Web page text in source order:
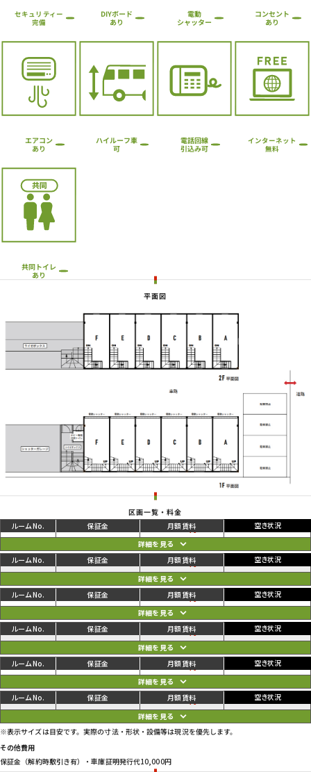
セキュリティー
完備
DIYボード
あり
電動
シャッター
コンセント
あり
エアコン
あり
ハイルーフ車
可
電話回線
引込み可
インターネット
無料
共同トイレ
あり
平面図
区画一覧・料金
A 77,000円 82,500円 ご利用中
B 77,000円 82,500円 ご利用中
C 77,000円 82,500円 ご利用中
D 77,000円 82,500円 ご利用中
E 77,000円 82,500円 ご利用中
F 77,000円 82,500円 ご利用中
※表示サイズは目安です。実際の寸法・形状・設備等は現況を優先します。
その他費用
保証金（解約時敷引き有）・車庫証明発行代10,000円